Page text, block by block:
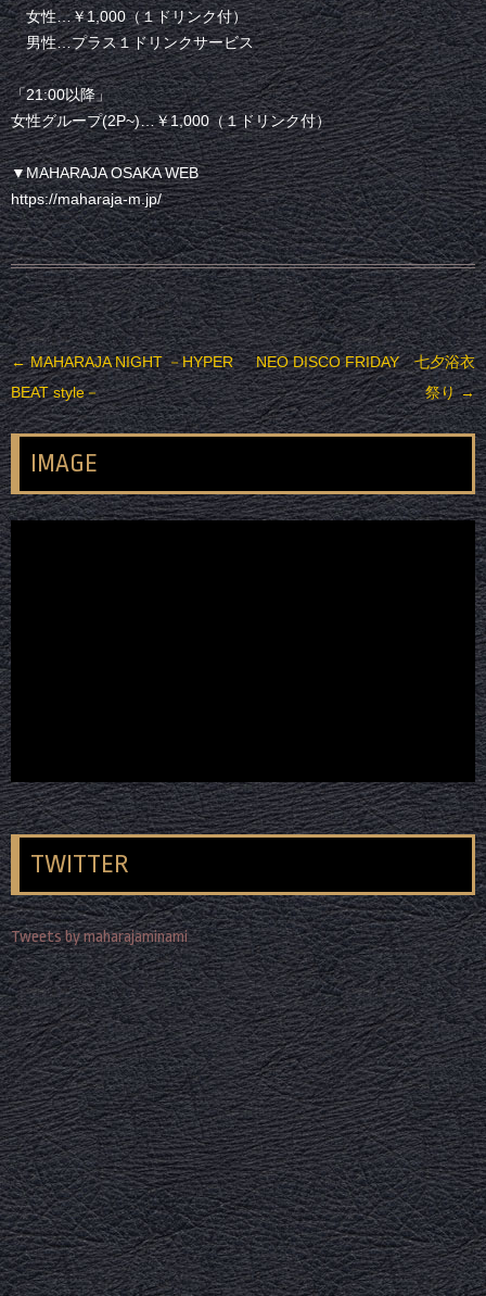
女性…￥1,000（１ドリンク付）
男性…プラス１ドリンクサービス
「21:00以降」
女性グループ(2P~)…￥1,000（１ドリンク付）
▼MAHARAJA OSAKA WEB
https://maharaja-m.jp/
投稿ナビゲーション
←MAHARAJA NIGHT －HYPER
BEAT style－
NEO DISCO FRIDAY 七夕浴衣
祭り→
IMAGE
TWITTER
Tweets by maharajaminami